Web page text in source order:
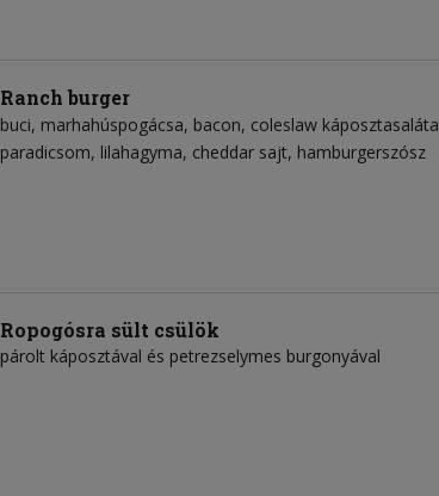
Ranch burger
buci marhahúspogácsa bacon coleslaw káposztasaláta
paradicsom lilahagyma cheddar sajt hamburgerszósz
Ropogósra sült csülök
párolt káposztával és petrezselymes burgonyával